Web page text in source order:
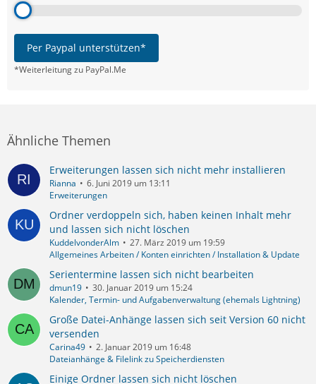
Per Paypal unterstützen*
*Weiterleitung zu PayPal.Me
Ähnliche Themen
Erweiterungen lassen sich nicht mehr installieren
Rianna
6. Juni 2019 um 13:11
Erweiterungen
Ordner verdoppeln sich, haben keinen Inhalt mehr
und lassen sich nicht löschen
KuddelvonderAlm
27. März 2019 um 19:59
Allgemeines Arbeiten / Konten einrichten / Installation & Update
Serientermine lassen sich nicht bearbeiten
dmun19
30. Januar 2019 um 15:24
Kalender, Termin- und Aufgabenverwaltung (ehemals Lightning)
Große Datei-Anhänge lassen sich seit Version 60 nicht
versenden
Carina49
2. Januar 2019 um 16:48
Dateianhänge & Filelink zu Speicherdiensten
Einige Ordner lassen sich nicht löschen